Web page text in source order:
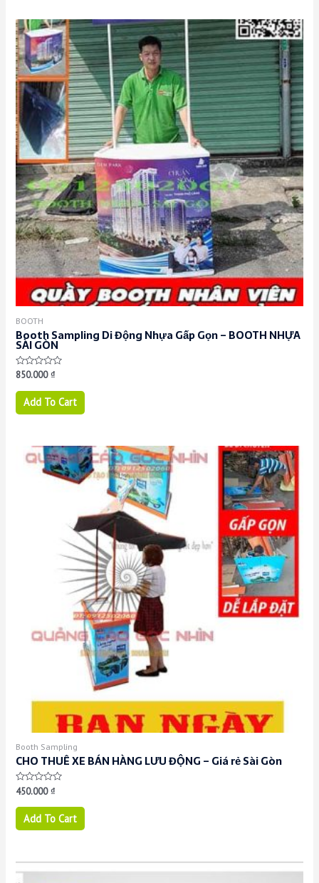
BOOTH
Booth Sampling Di Động Nhựa Gấp Gọn – BOOTH NHỰA
SÀI GÒN
Rated
out
850.000₫
Add To Cart
Booth Sampling
CHO THUÊ XE BÁN HÀNG LƯU ĐỘNG – Giá rẻ Sài Gòn
Rated
0
out
450.000₫
Add To Cart